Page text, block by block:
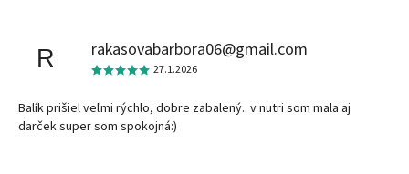
R rakasovabarbora06@gmail.com
27.1.2026
Balík prišiel veľmi rýchlo, dobre zabalený.. v nutri som mala aj
darček super som spokojná:)